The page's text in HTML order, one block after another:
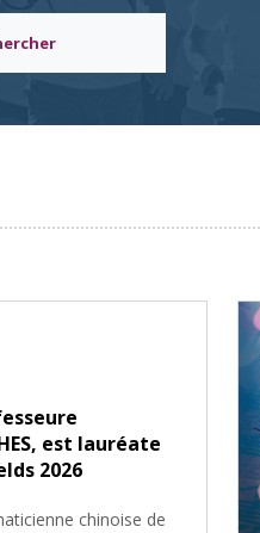
est lauréate
2026
chinoise de